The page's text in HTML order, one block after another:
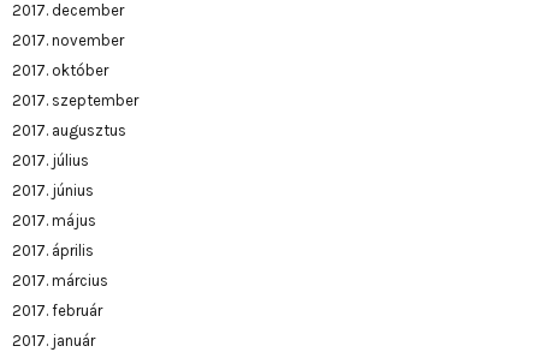
2017. december
2017. november
2017. október
2017. szeptember
2017. augusztus
2017. július
2017. június
2017. május
2017. április
2017. március
2017. február
2017. január